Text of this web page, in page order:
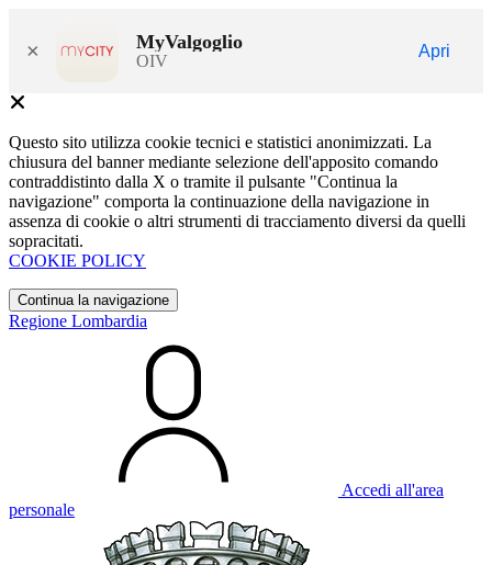
× MyValgoglio
OIV
Apri
Questo sito utilizza cookie tecnici e statistici anonimizzati. La
chiusura del banner mediante selezione dell'apposito comando
contraddistinto dalla X o tramite il pulsante "Continua la
navigazione" comporta la continuazione della navigazione in
assenza di cookie o altri strumenti di tracciamento diversi da quelli
sopracitati.
COOKIE POLICY
Continua la navigazione
Regione Lombardia
Accedi all'area
personale